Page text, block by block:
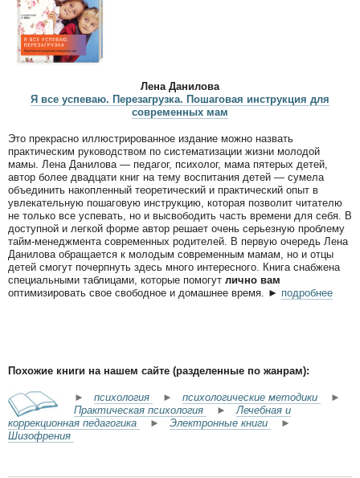
Лена Данилова
Я все успеваю. Перезагрузка. Пошаговая инструкция для
современных мам
Это прекрасно иллюстрированное издание можно назвать
практическим руководством по систематизации жизни молодой
мамы. Лена Данилова — педагог, психолог, мама пятерых детей,
автор более двадцати книг на тему воспитания детей — сумела
объединить накопленный теоретический и практический опыт в
увлекательную пошаговую инструкцию, которая позволит читателю
не только все успевать, но и высвободить часть времени для себя. В
доступной и легкой форме автор решает очень серьезную проблему
тайм-менеджмента современных родителей. В первую очередь Лена
Данилова обращается к молодым современным мамам, но и отцы
детей смогут почерпнуть здесь много интересного. Книга снабжена
специальными таблицами, которые помогут лично вам
оптимизировать свое свободное и домашнее время. ► подробнее
Похожие книги на нашем сайте (разделенные по жанрам):
► психология ► психологические методики
►
Практическая психология
►Лечебная и
коррекционная педагогика
► Электронные книги
►
Шизофрения